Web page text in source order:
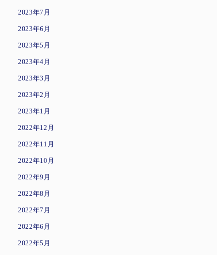
2023年7月
2023年6月
2023年5月
2023年4月
2023年3月
2023年2月
2023年1月
2022年12月
2022年11月
2022年10月
2022年9月
2022年8月
2022年7月
2022年6月
2022年5月